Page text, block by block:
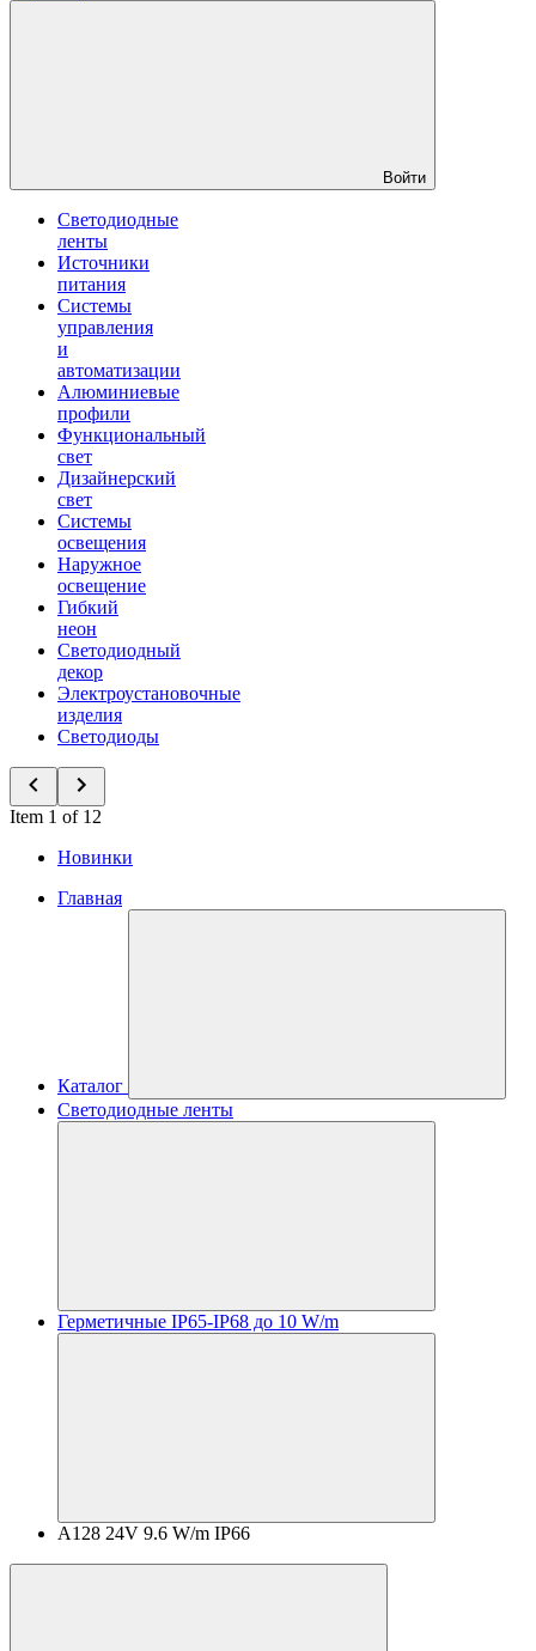
Войти
Светодиодные
ленты
Источники
питания
Системы
управления
и
автоматизации
Алюминиевые
профили
Функциональный
свет
Дизайнерский
свет
Системы
освещения
Наружное
освещение
Гибкий
неон
Светодиодный
декор
Электроустановочные
изделия
Светодиоды
Item 1 of 12
Новинки
Главная
Каталог
Светодиодные ленты
Герметичные IP65-IP68 до 10 W/m
A128 24V 9.6 W/m IP66